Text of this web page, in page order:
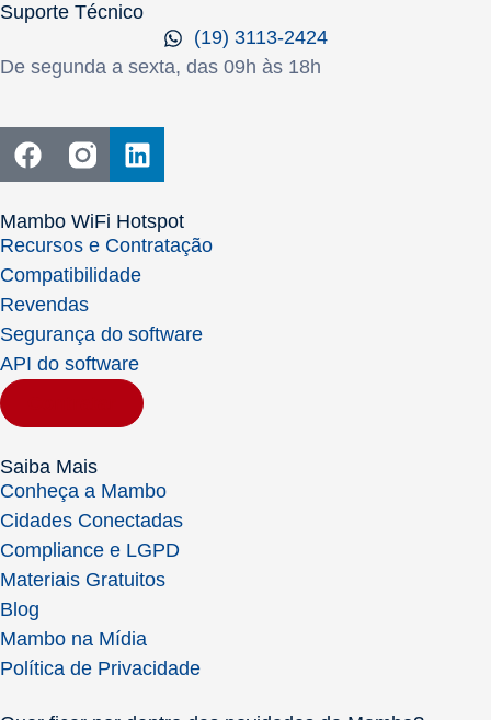
Suporte Técnico
(19) 3113-2424
De segunda a sexta, das 09h às 18h
Mambo WiFi Hotspot
Recursos e Contratação
Compatibilidade
Revendas
Segurança do software
API do software
Saiba Mais
Conheça a Mambo
Cidades Conectadas
Compliance e LGPD
Materiais Gratuitos
Blog
Mambo na Mídia
Política de Privacidade